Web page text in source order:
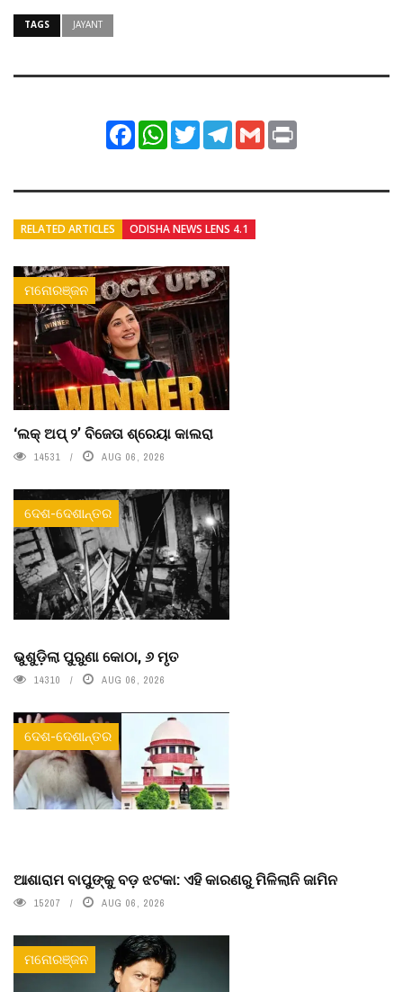
TAGS JAYANT
FacebookWhatsApp
TwitterTelegram
Gmail
RELATED ARTICLES ODISHA NEWS LENS 4.1
ମନୋରଞ୍ଜନ
‘ଲକ୍ ଅପ୍ ୨’ ବିଜେତା ଶ୍ରେୟା କାଲରା
14531 AUG 06, 2026
ଦେଶ-ଦେଶାନ୍ତର
ଭୁଶୁଡ଼ିଲା ପୁରୁଣା କୋଠା, ୬ ମୃତ
14310 AUG 06, 2026
ଦେଶ-ଦେଶାନ୍ତର
ଆଶାରାମ ବାପୁଙ୍କୁ ବଡ଼ ଝଟକା: ଏହି କାରଣରୁ ମିଳିଲାନି ଜାମିନ
15207 AUG 06, 2026
ମନୋରଞ୍ଜନ